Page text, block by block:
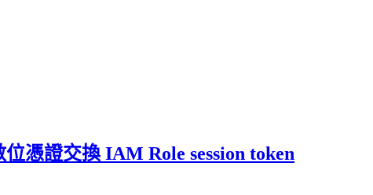
憑證交換 IAM Role session token